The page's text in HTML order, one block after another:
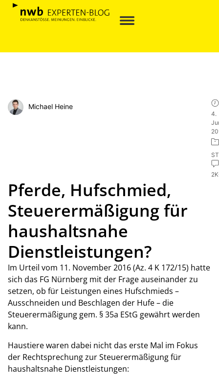
Michael Heine
4.
Pferde, Hufschmied,
Steuerermäßigung für
haushaltsnahe
Dienstleistungen?
Im Urteil vom 11. November 2016 (Az. 4 K 172/15) hatte
sich das FG Nürnberg mit der Frage auseinander zu
setzen, ob für Leistungen eines Hufschmieds –
Ausschneiden und Beschlagen der Hufe – die
Steuerermäßigung gem. § 35a EStG gewährt werden
kann.
Haustiere waren dabei nicht das erste Mal im Fokus
der Rechtsprechung zur Steuerermäßigung für
haushaltsnahe Dienstleistungen: